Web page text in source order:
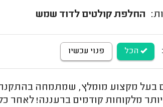
החלפת קולטים לדוד שמש
הכל פנוי עכשיו
מקצוע מומלץ, שמתמחה בהתקנת
מלקוחות קודמים ברעננה!